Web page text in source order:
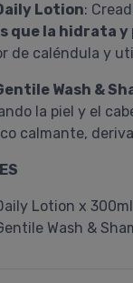
Lotion:
que la hidrata y
de caléndula y
Wash &
la piel y el
calmante,
Lotion x 300ml
Wash &